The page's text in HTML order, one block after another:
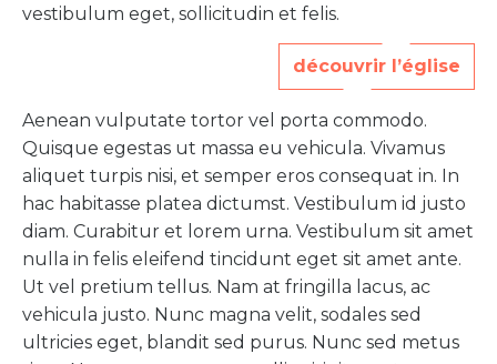
vestibulum eget, sollicitudin et felis.
découvrir l’église
Aenean vulputate tortor vel porta commodo.
Quisque egestas ut massa eu vehicula. Vivamus
aliquet turpis nisi, et semper eros consequat in. In
hac habitasse platea dictumst. Vestibulum id justo
diam. Curabitur et lorem urna. Vestibulum sit amet
nulla in felis eleifend tincidunt eget sit amet ante.
Ut vel pretium tellus. Nam at fringilla lacus, ac
vehicula justo. Nunc magna velit, sodales sed
ultricies eget, blandit sed purus. Nunc sed metus